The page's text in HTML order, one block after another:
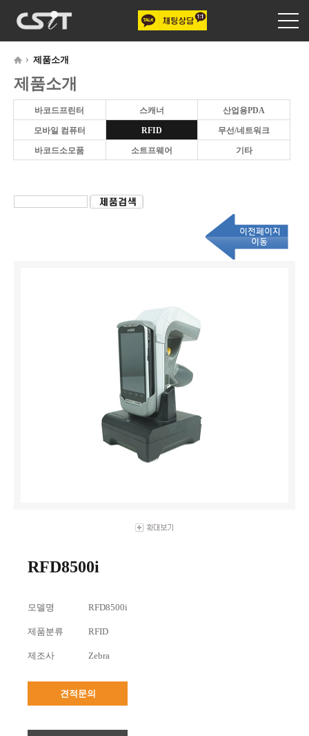
제품소개
제품소개
바코드프린터 스캐너 산업용PDA
모바일 컴퓨터 RFID 무선/네트워크
바코드소모품 소트프웨어 기타
RFD8500i
모델명 RFD8500i
제품분류 RFID
제조사 Zebra
견적문의